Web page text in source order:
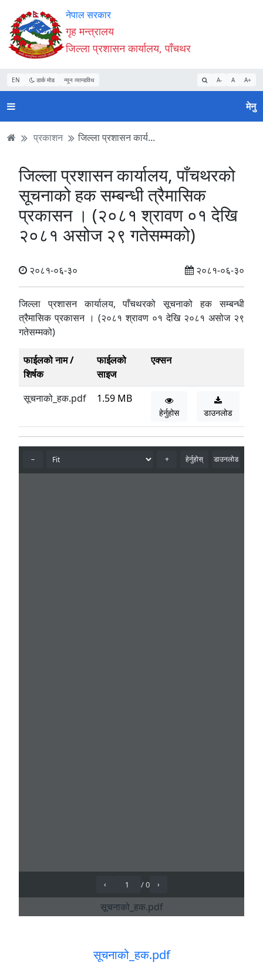
Accessibility
Mode
सुरु
गर्नुहोस्
सामाग्री
पढ्नुहाेस्
नेभिगेसन
पढ्नुहाेस्
वेबसाइट
खोजमा
जानुहोस्
नेपाल सरकार
गृह मन्त्रालय
जिल्ला प्रशासन कार्यालय, पाँचथर
EN डार्क मोड न्यून व्यान्डविथ A- A A+
मेनु
प्रकाशन जिल्ला प्रशासन कार्य...
जिल्ला प्रशासन कार्यालय, पाँचथरको
सूचनाको हक सम्बन्धी त्रैमासिक
प्रकासन । (२०८१ श्रावण ०१ देखि
२०८१ असोज २९ गतेसम्मको)
२०८१-०६-३० २०८१-०६-३०
जिल्ला प्रशासन कार्यालय, पाँचथरको सूचनाको हक सम्बन्धी
त्रैमासिक प्रकासन । (२०८१ श्रावण ०१ देखि २०८१ असोज २९
गतेसम्मको)
फाईलको नाम /
शिर्षक
फाईलको
साइज
एक्सन
सूचनाको_हक.pdf 1.59 MB
हेर्नुहोस डाउनलोड
सूचनाको_हक.pdf